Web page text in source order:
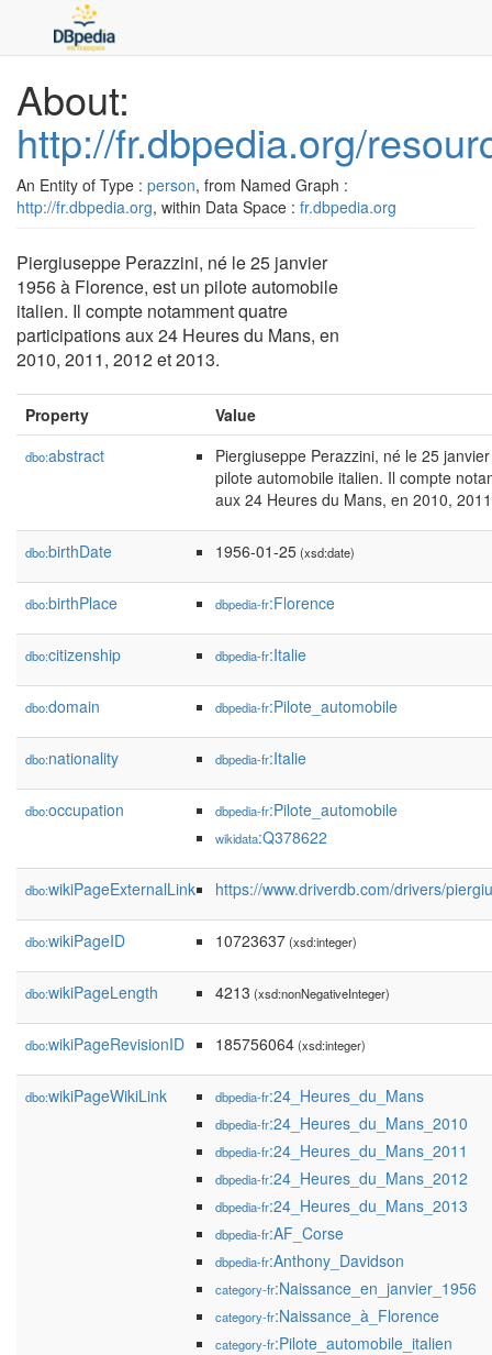
About:
http://fr.dbpedia.org/
An Entity of Type : person, from Named Graph :
http://fr.dbpedia.org, within Data Space : fr.dbpedia.org
Piergiuseppe Perazzini, né le 25 janvier
1956 à Florence, est un pilote automobile
italien. Il compte notamment quatre
participations aux 24 Heures du Mans, en
2010, 2011, 2012 et 2013.
Property Value
dbo:abstract
Piergiuseppe Perazzini, né le 25
pilote automobile italien. Il compte
aux 24 Heures du Mans, en 2010,
dbo:birthDate 1956-01-25(xsd:date)
dbo:birthPlace dbpedia-fr:Florence
dbo:citizenship dbpedia-fr:Italie
dbo:domain dbpedia-fr:Pilote_automobile
dbo:nationality dbpedia-fr:Italie
dbo:occupation dbpedia-fr:Pilote_automobile
wikidata:Q378622
dbo:wikiPageExternalLink https://www.driverdb.com/drivers/
dbo:wikiPageID 10723637(xsd:integer)
dbo:wikiPageLength 4213 (xsd:nonNegativeInteger)
dbo:wikiPageRevisionID 185756064(xsd:integer)
dbo:wikiPageWikiLink dbpedia-fr:24_Heures_du_Mans
dbpedia-fr:24_Heures_du_Mans_2010
dbpedia-fr:24_Heures_du_Mans_2011
dbpedia-fr:24_Heures_du_Mans_2012
dbpedia-fr:24_Heures_du_Mans_2013
dbpedia-fr:AF_Corse
dbpedia-fr:Anthony_Davidson
category-fr:Naissance_en_janvier_1956
category-fr:Naissance_à_Florence
category-fr:Pilote_automobile_italien